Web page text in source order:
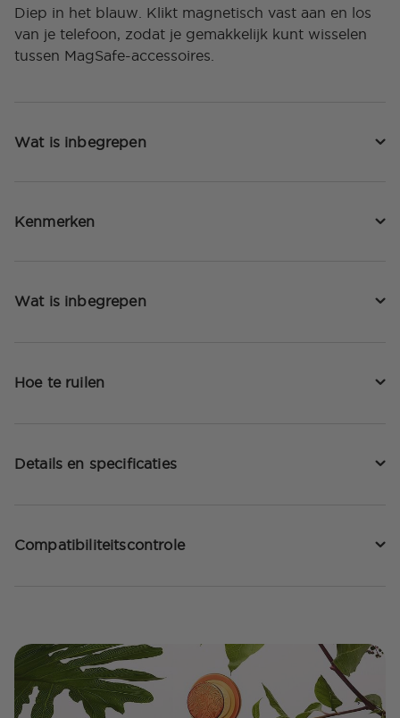
Diep in het blauw. Klikt magnetisch vast aan en los
van je telefoon, zodat je gemakkelijk kunt wisselen
tussen MagSafe-accessoires.
Wat is inbegrepen
Kenmerken
Wat is inbegrepen
Hoe te ruilen
Details en specificaties
Compatibiliteitscontrole